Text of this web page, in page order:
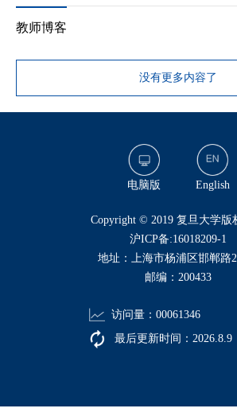
教师博客
没有更多内容了
电脑版 English
​Copyright © 2019 复旦大学版
沪ICP备:16018209-1
地址：上海市杨浦区邯郸路
邮编：200433
访问量： 00061346
最后更新时间： 2026 8 9